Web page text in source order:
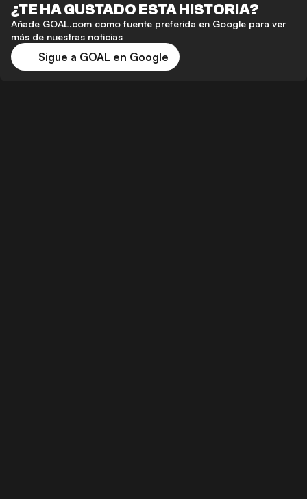
¿TE HA GUSTADO ESTA HISTORIA?
Añade GOAL.com como fuente preferida en Google para ver
más de nuestras noticias
Sigue a GOAL en Google